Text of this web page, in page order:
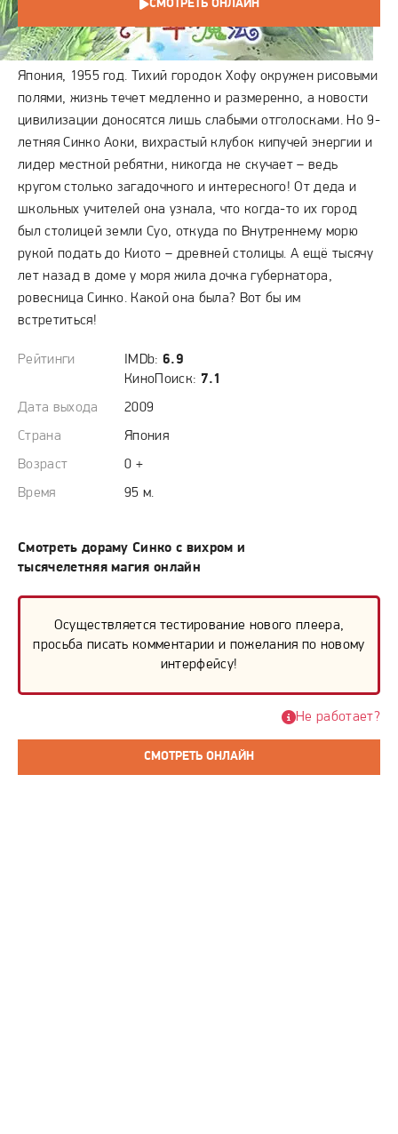
СМОТРЕТЬ ОНЛАЙН
СЮЖЕТ
Япония, 1955 год. Тихий городок Хофу окружен рисовыми
полями, жизнь течет медленно и размеренно, а новости
цивилизации доносятся лишь слабыми отголосками. Но 9-
летняя Синко Аоки, вихрастый клубок кипучей энергии и
лидер местной ребятни, никогда не скучает – ведь
кругом столько загадочного и интересного! От деда и
школьных учителей она узнала, что когда-то их город
был столицей земли Суо, откуда по Внутреннему морю
рукой подать до Киото – древней столицы. А ещё тысячу
лет назад в доме у моря жила дочка губернатора,
ровесница Синко. Какой она была? Вот бы им
встретиться!
Рейтинги IMDb: 6.9
КиноПоиск: 7.1
Дата выхода
2009
Страна
Япония
Возраст
0 +
Время
95 м.
Смотреть дораму Синко с вихром и
тысячелетняя магия онлайн
Осуществляется тестирование нового плеера,
просьба писать комментарии и пожелания по новому
интерфейсу!
СМОТРЕТЬ ОНЛАЙН
Не работает?